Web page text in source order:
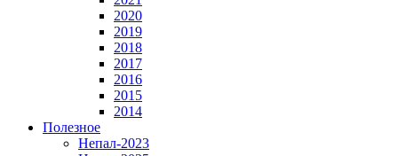
2020
2019
2018
2017
2016
2015
2014
Полезное
Непал-2023